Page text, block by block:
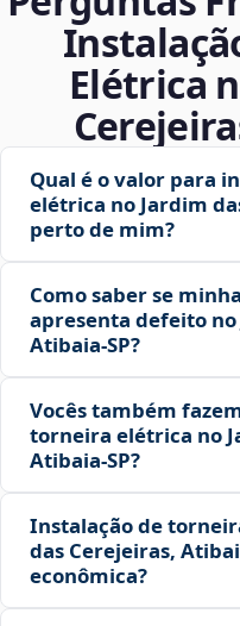
Elétrica
Qual é o valor para
elétrica no Jardim
perto de mim?
Como saber se
apresenta defeito
Atibaia‑SP?
Vocês também
torneira elétrica no
Atibaia‑SP?
Instalação de
das Cerejeiras,
econômica?